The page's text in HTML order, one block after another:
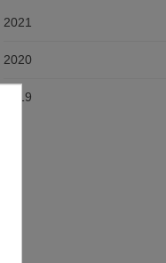
2021
2020
2019